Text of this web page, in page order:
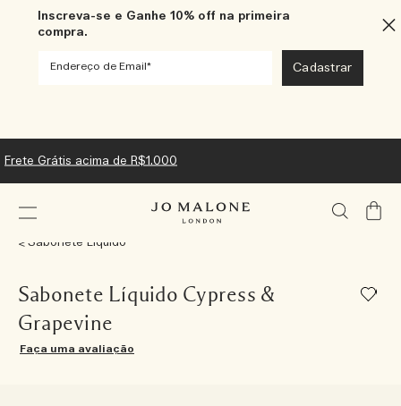
Inscreva-se e Ganhe 10% off na primeira
compra.
Frete Grátis acima de R$1.000
Meu
Sabonete Liquido
Sabonete Líquido Cypress &
Grapevine
Faça uma avaliação